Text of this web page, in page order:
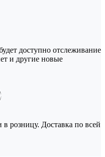
доступно отслеживание
и другие новые
розницу. Доставка по всей